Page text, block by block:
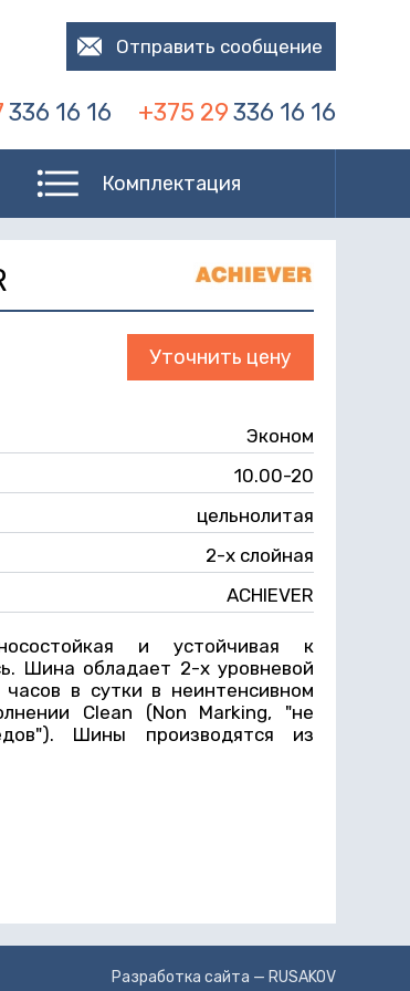
Отправить сообщение
336 16 16 +375 29336 16 16
Комплектация
Уточнить цену
Эконом
10.00-20
цельнолитая
2-х слойная
ACHIEVER
и устойчивая к
Шина обладает 2-х уровневой
в сутки в неинтенсивном
Clean (Non Marking, "не
Шины производятся из
Разработка сайта — RUSAKOV